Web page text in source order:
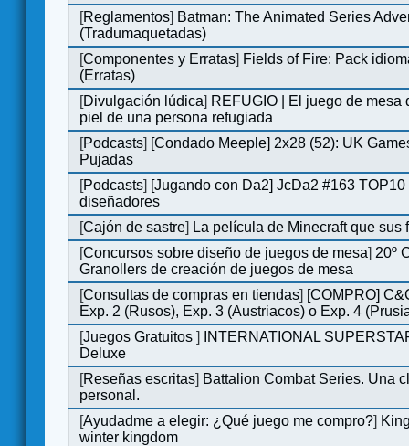
[Reglamentos] Batman: The Animated Series
(Tradumaquetadas)
[Componentes y Erratas] Fields of Fire: Pack
(Erratas)
[Divulgación lúdica] REFUGIO | El juego de mesa
piel de una persona refugiada
[Podcasts] [Condado Meeple] 2x28 (52): UK
Pujadas
[Podcasts] [Jugando con Da2] JcDa2 #163
diseñadores
[Cajón de sastre] La película de Minecraft que sus
[Concursos sobre diseño de juegos de mesa] 20º
Granollers de creación de juegos de mesa
[Consultas de compras en tiendas] [COMPRO]
Exp. 2 (Rusos), Exp. 3 (Austriacos) o Exp. 4
[Juegos Gratuitos]
INTERNATIONAL
Deluxe
[Reseñas escritas] Battalion Combat Series. Una
personal.
[Ayudadme a elegir: ¿Qué juego me compro?]
winter kingdom